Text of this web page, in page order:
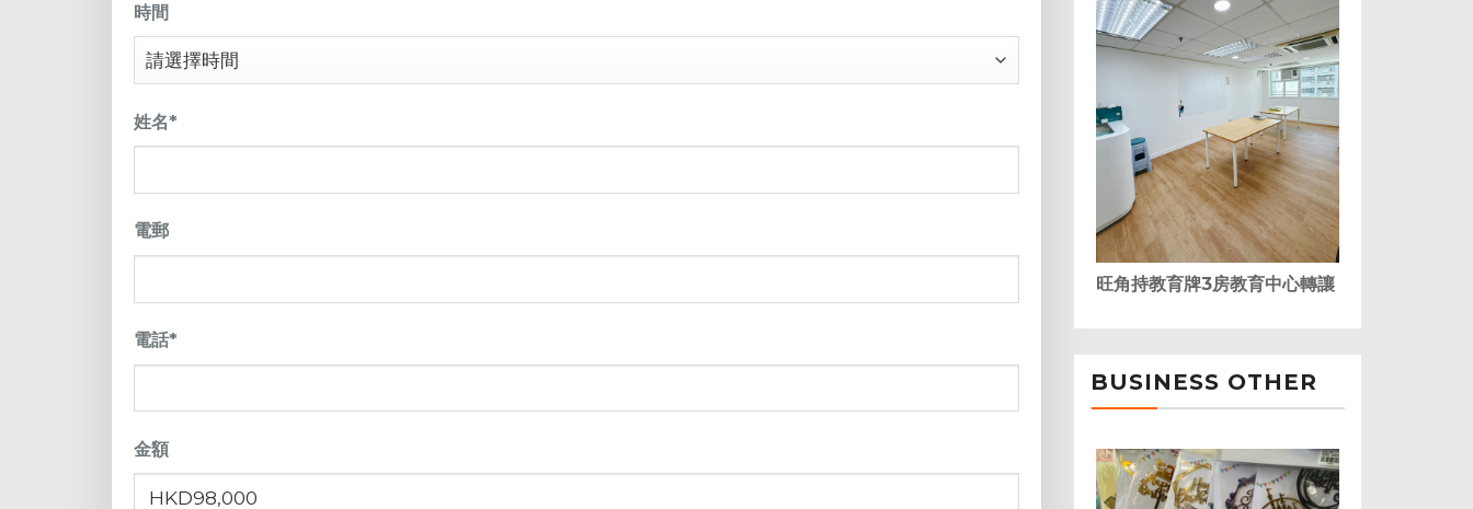
時間
姓名*
電郵
電話*
金額
旺角持教育牌3房教育中心轉讓
BUSINESS OTHER